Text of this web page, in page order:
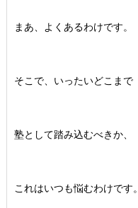
まあ、よくあるわけです。
そこで、いったいどこまで
塾として踏み込むべきか、
これはいつも悩むわけです。